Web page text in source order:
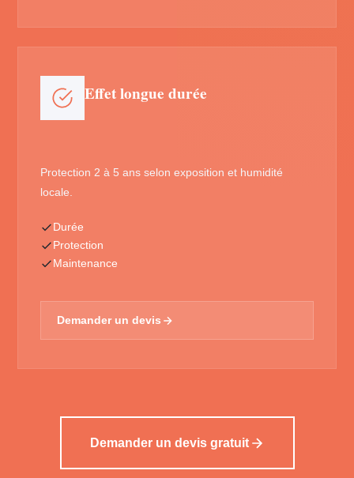
Effet longue durée
Protection 2 à 5 ans selon exposition et humidité
locale.
Durée
Protection
Maintenance
Demander un devis
Demander un devis gratuit